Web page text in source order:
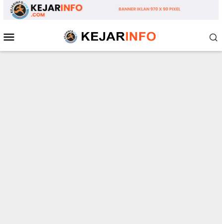
Loncat
Mobile